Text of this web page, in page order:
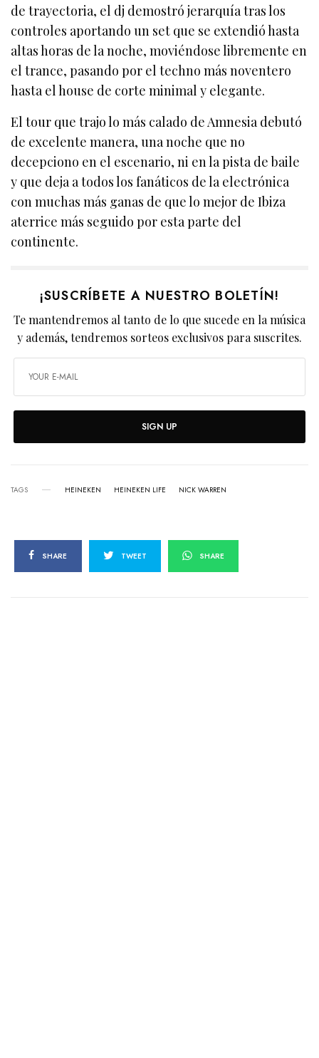
de trayectoria, el dj demostró jerarquía tras los
controles aportando un set que se extendió hasta
altas horas de la noche, moviéndose libremente en
el trance, pasando por el techno más noventero
hasta el house de corte minimal y elegante.
El tour que trajo lo más calado de Amnesia debutó
de excelente manera, una noche que no
decepciono en el escenario, ni en la pista de baile
y que deja a todos los fanáticos de la electrónica
con muchas más ganas de que lo mejor de Ibiza
aterrice más seguido por esta parte del
continente.
¡SUSCRÍBETE A NUESTRO BOLETÍN!
Te mantendremos al tanto de lo que sucede en la música
y además, tendremos sorteos exclusivos para suscrites.
SIGN UP
TAGS HEINEKEN HEINEKEN LIFE NICK WARREN
SHARE TWEET SHARE